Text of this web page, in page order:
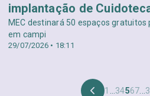
29/07/2026 • 18:11
implantação de
MEC destinará 50 espaços
em campi
1 34567